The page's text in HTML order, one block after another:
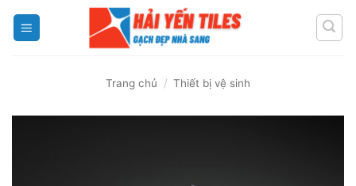
Trang chủ / Thiết bị vệ sinh